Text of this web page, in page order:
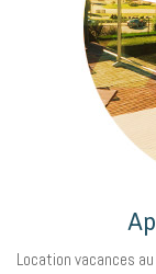
Location vacances